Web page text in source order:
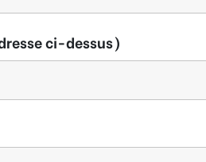
ci-dessus)